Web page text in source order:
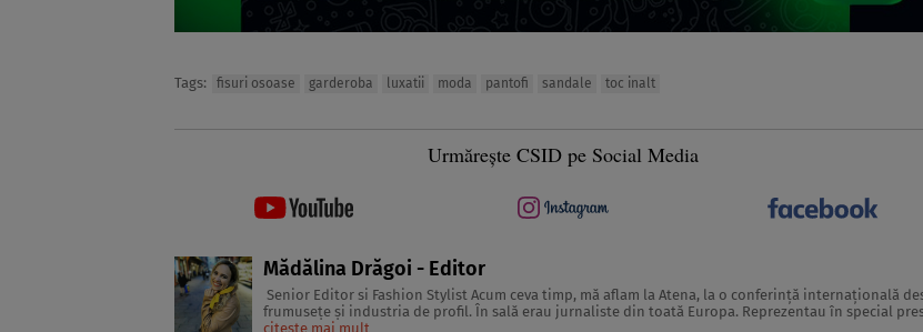
Tags: fisuri osoase garderoba luxatii moda pantofi sandale toc inalt
Urmărește CSID pe Social Media
Mădălina Drăgoi - Editor
Senior Editor si Fashion Stylist Acum ceva timp, mă aflam la Atena, la o conferinţă internaţională despre
frumuseţe şi industria de profil. În sală erau jurnaliste din toată Europa. Reprezentau în special
glossy. Multe dintre ele erau parcă scoase din paginile revistelor pentru ...
citește mai mult